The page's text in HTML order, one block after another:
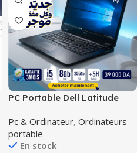
PC Portable Dell Latitude
Pc & Ordinateur, Ordinateurs
portable
En stock